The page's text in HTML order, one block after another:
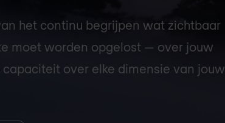
het continu begrijpen wat zichtbaar
moet worden opgelost — over jouw
over elke dimensie van jouw